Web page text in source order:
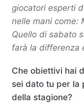
giocatori esperti
nelle mani come:
Quello di sabato
farà la differenza
Che obiettivi hai
sei dato tu per la
della stagione?